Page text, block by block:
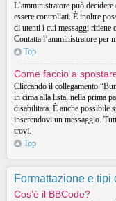
L’amministratore può
essere controllati. È inoltre
di utenti i cui messaggi ritiene
Contatta l’amministratore per
Top
Come faccio a
Cliccando il collegamento
in cima alla lista, nella prima
disabilitata. È anche possibile
inserendovi un messaggio.
trovi.
Top
Formattazione e tipi
Cos’è il BBCode?